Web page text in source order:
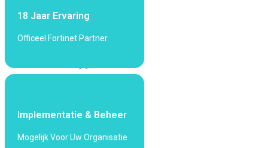
Points
Fi
Fi
Fi
18 Jaar Ervaring
Officeel Fortinet Partner
Implementatie & Beheer
Mogelijk Voor Uw Organisatie